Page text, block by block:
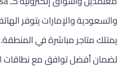
لضمان أفضل توافق مع نطاقات